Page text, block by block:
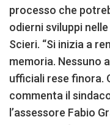
processo che
odierni sviluppi
Scieri. “Si inizia a
memoria. Nessuno
ufficiali rese finora.
commenta il
l’assessore Fabio